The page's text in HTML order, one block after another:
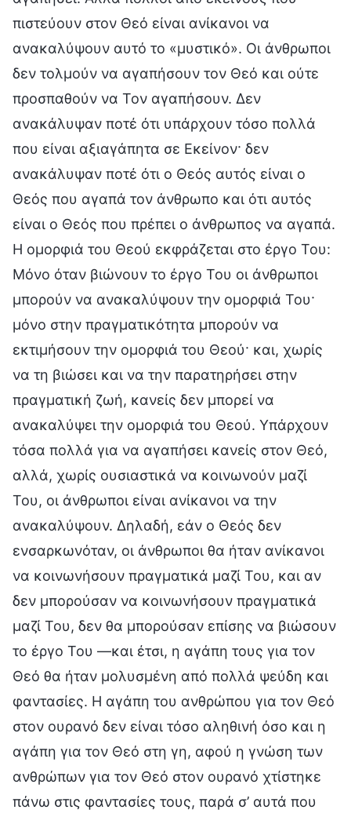
πιστεύουν στον Θεό είναι ανίκανοι να
ανακαλύψουν αυτό το «μυστικό». Οι άνθρωποι
δεν τολμούν να αγαπήσουν τον Θεό και ούτε
προσπαθούν να Τον αγαπήσουν. Δεν
ανακάλυψαν ποτέ ότι υπάρχουν τόσο πολλά
που είναι αξιαγάπητα σε Εκείνον· δεν
ανακάλυψαν ποτέ ότι ο Θεός αυτός είναι ο
Θεός που αγαπά τον άνθρωπο και ότι αυτός
είναι ο Θεός που πρέπει ο άνθρωπος να αγαπά.
Η ομορφιά του Θεού εκφράζεται στο έργο Του:
Μόνο όταν βιώνουν το έργο Του οι άνθρωποι
μπορούν να ανακαλύψουν την ομορφιά Του·
μόνο στην πραγματικότητα μπορούν να
εκτιμήσουν την ομορφιά του Θεού· και, χωρίς
να τη βιώσει και να την παρατηρήσει στην
πραγματική ζωή, κανείς δεν μπορεί να
ανακαλύψει την ομορφιά του Θεού. Υπάρχουν
τόσα πολλά για να αγαπήσει κανείς στον Θεό,
αλλά, χωρίς ουσιαστικά να κοινωνούν μαζί
Του, οι άνθρωποι είναι ανίκανοι να την
ανακαλύψουν. Δηλαδή, εάν ο Θεός δεν
ενσαρκωνόταν, οι άνθρωποι θα ήταν ανίκανοι
να κοινωνήσουν πραγματικά μαζί Του, και αν
δεν μπορούσαν να κοινωνήσουν πραγματικά
μαζί Του, δεν θα μπορούσαν επίσης να βιώσουν
το έργο Του —και έτσι, η αγάπη τους για τον
Θεό θα ήταν μολυσμένη από πολλά ψεύδη και
φαντασίες. Η αγάπη του ανθρώπου για τον Θεό
στον ουρανό δεν είναι τόσο αληθινή όσο και η
αγάπη για τον Θεό στη γη, αφού η γνώση των
ανθρώπων για τον Θεό στον ουρανό χτίστηκε
πάνω στις φαντασίες τους, παρά σ’ αυτά που